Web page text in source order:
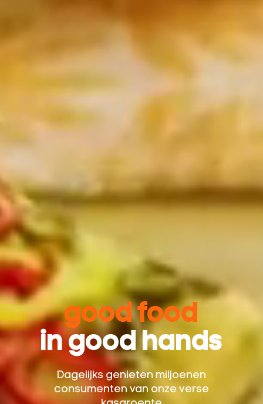
good food
in good hands
Dagelijks genieten miljoenen
consumenten van onze verse